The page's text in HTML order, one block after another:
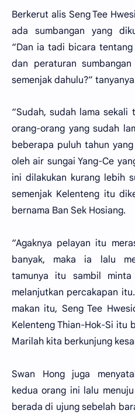
Berkerut alis Seng Tee
ada sumbangan yang
“Dan ia tadi bicara
dan peraturan
semenjak dahulu?”
“Sudah, sudah lama
orang-orang yang sudah
beberapa puluh tahun
oleh air sungai Yang-Ce
ini dilakukan kurang lebih
semenjak Kelenteng itu
bernama Ban Sek Hosiang.
“Agaknya pelayan itu
banyak, maka ia lalu
tamunya itu sambil
melanjutkan percakapan
makan itu, Seng Tee
Kelenteng Thian-Hok-Si itu
Marilah kita berkunjung
Swan Hong juga
kedua orang ini lalu
berada di ujung sebelah